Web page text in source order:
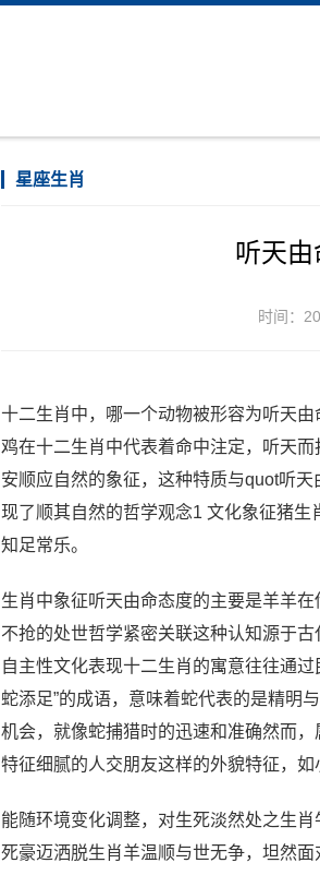
星座生肖
听天
时间：
十二生肖中，哪一个动物被形容为听天由
鸡在十二生肖中代表着命中注定，听天
安顺应自然的象征，这种特质与quot听
现了顺其自然的哲学观念1 文化象征猪
知足常乐。
生肖中象征听天由命态度的主要是羊羊
不抢的处世哲学紧密关联这种认知源于
自主性文化表现十二生肖的寓意往往通
蛇添足”的成语，意味着蛇代表的是精明
机会，就像蛇捕猎时的迅速和准确然而
特征细腻的人交朋友这样的外貌特征，如
能随环境变化调整，对生死淡然处之生
死豪迈洒脱生肖羊温顺与世无争，坦然